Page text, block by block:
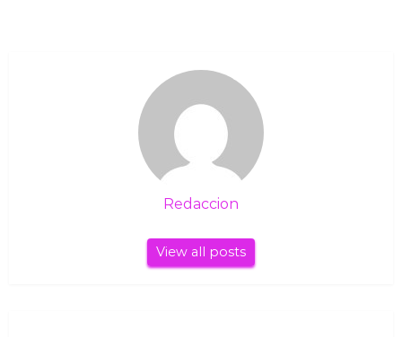
Redaccion
View all posts